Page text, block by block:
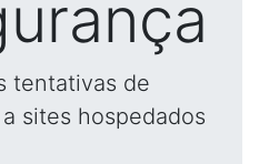
tentativas de
sites hospedados